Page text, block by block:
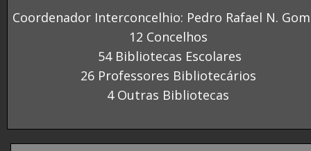
Coordenador Interconcelhio: Pedro Rafael N.
12 Concelhos
54 Bibliotecas Escolares
26 Professores Bibliotecários
4 Outras Bibliotecas